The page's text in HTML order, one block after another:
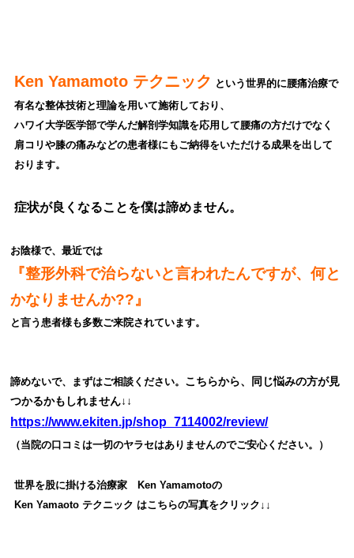
Ken Yamamoto テクニック という世界的に腰痛治療で
有名な整体技術と理論を用いて施術しており、
ハワイ大学医学部で学んだ解剖学知識を応用して腰痛の方だけでなく
肩コリや膝の痛みなどの患者様にもご納得をいただける成果を出して
おります。
症状が良くなることを僕は諦めません。
お陰様で、最近では
『整形外科で治らないと言われたんですが、何と
かなりませんか??』
と言う患者様も多数ご来院されています。
諦めないで、まずはご相談ください。 こちらから、同じ悩みの方が見
つかるかもしれません↓↓
https://www.ekiten.jp/shop_7114002/review/
（当院の口コミは一切のヤラセはありませんのでご安心ください。）
世界を股に掛ける治療家 Ken Yamamotoの
Ken Yamaoto テクニック はこちらの写真をクリック↓↓